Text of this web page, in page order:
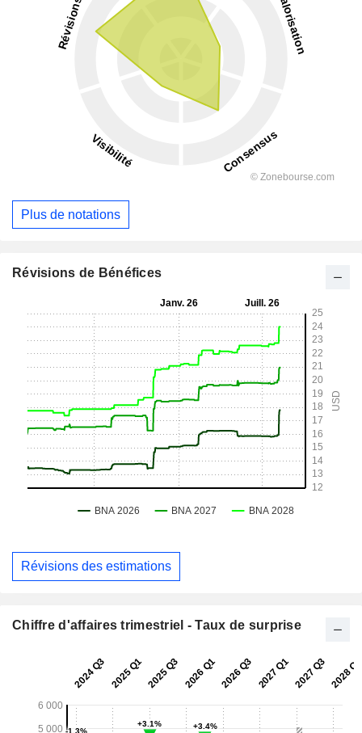
Plus de notations
Révisions de Bénéfices
Révisions des estimations
Chiffre d'affaires trimestriel - Taux de surprise